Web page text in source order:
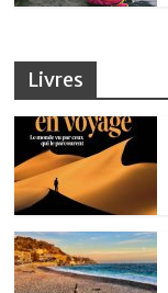
Livres